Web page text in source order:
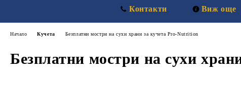
Контакти Виж още
Начало Кучета Безплатни мостри на сухи храни за кучета Pro-Nutrition
Безплатни мостри на сухи